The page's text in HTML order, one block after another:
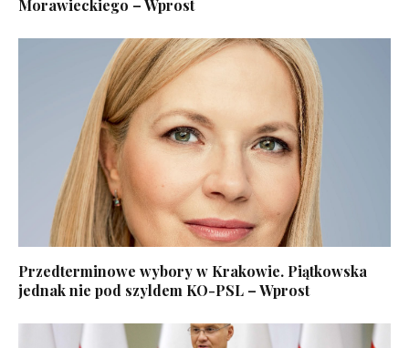
Morawieckiego – Wprost
Przedterminowe wybory w Krakowie. Piątkowska
jednak nie pod szyldem KO-PSL – Wprost